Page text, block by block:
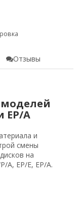
Отзывы
EP/A
и
смены
на
A, EP/E, EP/A.